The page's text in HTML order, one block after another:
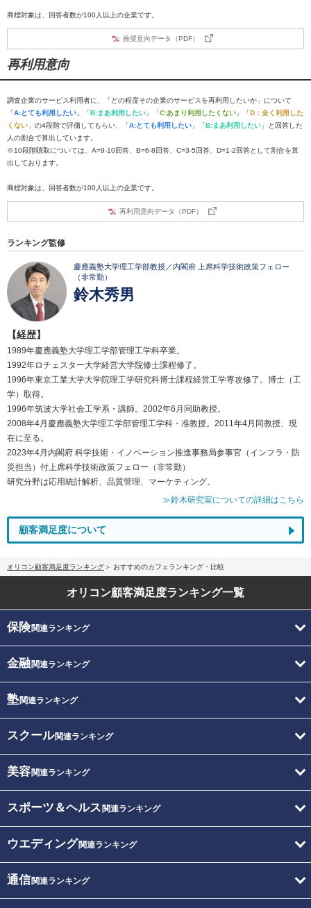
商標対象は、回答者数が100人以上の企業です。
推奨意向データ（PDF）
再利用意向
調査企業のサービス利用者に、「どの程度その企業のサービスを再利用したいか」について
「A:とても利用したい 」「B:まあ利用したい 」「C:あまり利用したくない 」「D：全く利用した
くない 」の4段階で評価してもらい、「A:とても利用したい 」「B:まあ利用したい 」と回答した
人の割合で算出しています。
※10段階聴取については、A=9-10回答、B=6-8回答、C=3-5回答、D=1-2回答として割合を算
出しております。
商標対象は、回答者数が100人以上の企業です。
再利用意向データ（PDF）
ランキング監修
慶應義塾大学理工学部教授／内閣府 上席科学技術政策フェロー
（非常勤）
鈴木秀男
【経歴】
1989年慶應義塾大学理工学部管理工学科卒業。
1992年ロチェスター大学経営大学院修士課程修了。
1996年東京工業大学大学院理工学研究科博士課程経営工学専攻修了。博士（工
学）取得。
1996年筑波大学社会工学系・講師。2002年6月同助教授。
2008年4月慶應義塾大学理工学部管理工学科・准教授。2011年4月同教授、現
在に至る。
2023年4月内閣府 科学技術・イノベーション推進事務局参事官（インフラ・防
災担当）付上席科学技術政策フェロー（非常勤）
研究分野は応用統計解析、品質管理、マーケティング。
≫鈴木研究室についての詳細はこちら
顧客満足度について
オリコン顧客満足度ランキング おすすめのカフェランキング・比較
オリコン顧客満足度ランキング一覧
保険関連ランキング
金融関連ランキング
塾関連ランキング
スクール関連ランキング
美容関連ランキング
スポーツ＆ヘルス 関連ランキング
ウエディング関連ランキング
通信関連ランキング